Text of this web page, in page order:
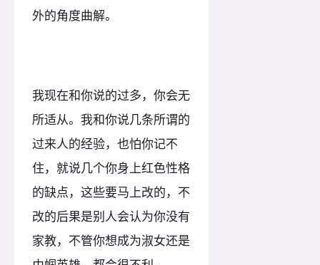
外的角度曲解。
我现在和你说的过多，你会无
所适从。我和你说几条所谓的
过来人的经验，也怕你记不
住，就说几个你身上红色性格
的缺点，这些要马上改的，不
改的后果是别人会认为你没有
家教，不管你想成为淑女还是